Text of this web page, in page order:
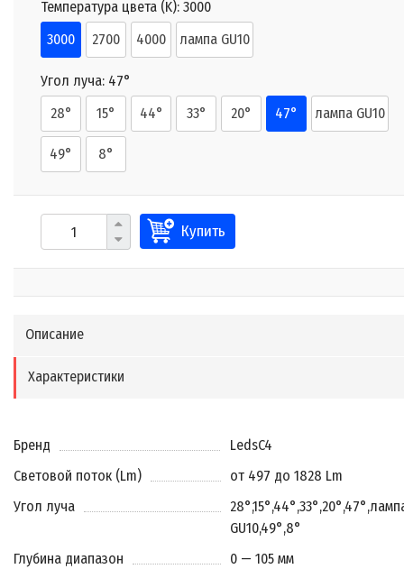
Температура цвета (K): 3000
3000
2700 4000 лампа GU10
Угол луча: 47°
28°
15° 44° 33° 20° 47° лампа GU10
49° 8°
Купить
Описание
Характеристики
Бренд
LedsC4
Световой поток (Lm)
от 497 до 1828 Lm
Угол луча
28°15°,44°,33°,20°,47°,
GU10,49°,8°
Глубина диапазон
0 — 105 мм